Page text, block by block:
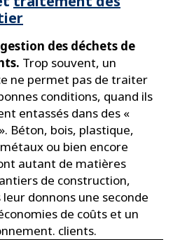
des déchets de
Trop souvent, un
ne permet pas de traiter
conditions, quand ils
entassés dans des «
Béton, bois, plastique,
ou bien encore
autant de matières
de construction,
donnons une seconde
de coûts et un
clients.